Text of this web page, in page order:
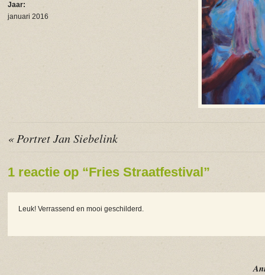
Jaar:
januari 2016
« Portret Jan Siebelink
1 reactie op “Fries Straatfestival”
Leuk! Verrassend en mooi geschilderd.